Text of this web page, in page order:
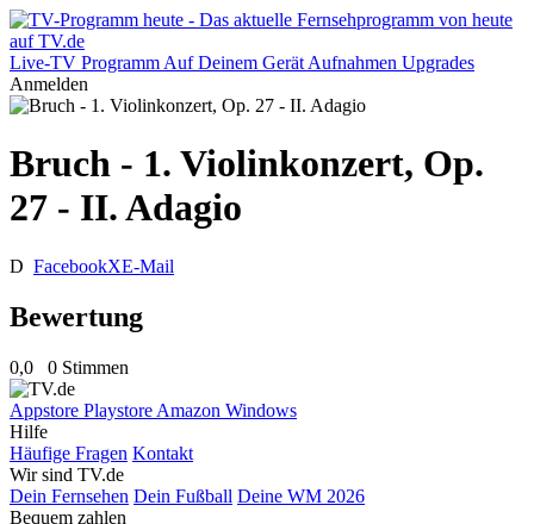
Live-TV Programm Auf Deinem Gerät Aufnahmen Upgrades
Anmelden
Bruch - 1. Violinkonzert, Op.
27 - II. Adagio
D FacebookXE-Mail
Bewertung
0,0 0 Stimmen
Appstore Playstore Amazon Windows
Hilfe
Häufige Fragen Kontakt
Wir sind TV.de
Dein Fernsehen Dein Fußball Deine WM 2026
Bequem zahlen